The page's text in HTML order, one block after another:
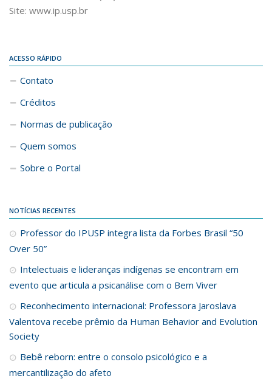
Site: www.ip.usp.br
ACESSO RÁPIDO
Contato
Créditos
Normas de publicação
Quem somos
Sobre o Portal
NOTÍCIAS RECENTES
Professor do IPUSP integra lista da Forbes Brasil “50
Over 50”
Intelectuais e lideranças indígenas se encontram em
evento que articula a psicanálise com o Bem Viver
Reconhecimento internacional: Professora Jaroslava
Valentova recebe prêmio da Human Behavior and Evolution
Society
Bebê reborn: entre o consolo psicológico e a
mercantilização do afeto